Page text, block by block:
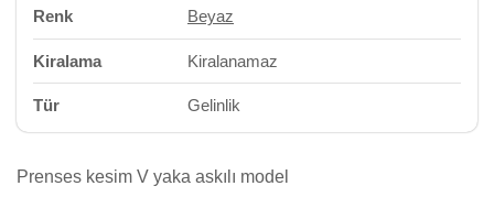
Renk Beyaz
Kiralama Kiralanamaz
Tür Gelinlik
Prenses kesim V yaka askılı model